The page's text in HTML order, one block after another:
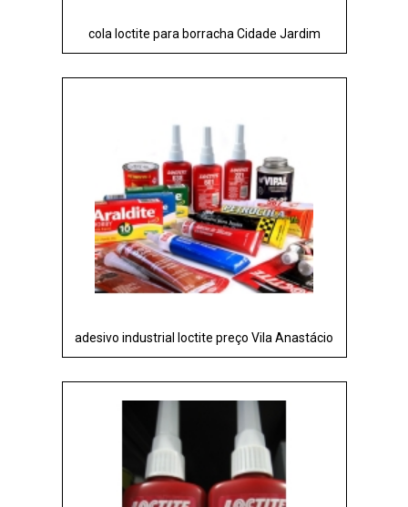
cola loctite para borracha Cidade Jardim
adesivo industrial loctite preço Vila Anastácio